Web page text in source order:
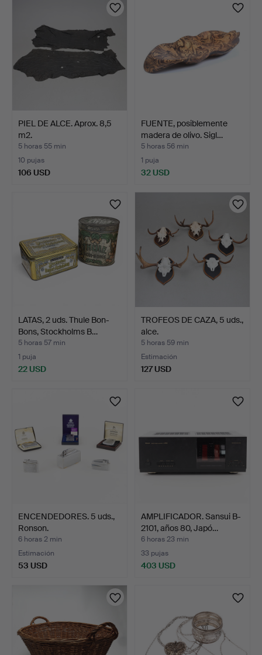
PIEL DE ALCE. Aprox. 8,5
m2.
5 horas 55 min
10 pujas
106 USD
FUENTE, posiblemente
madera de olivo. Sigl…
5 horas 56 min
1 puja
32 USD
LATAS, 2 uds. Thule Bon-
Bons, Stockholms B…
5 horas 57 min
1 puja
22 USD
TROFEOS DE CAZA, 5 uds.,
alce.
5 horas 59 min
Estimación
127 USD
ENCENDEDORES. 5 uds.,
Ronson.
6 horas 2 min
Estimación
53 USD
AMPLIFICADOR. Sansui B-
2101, años 80, Japó…
6 horas 23 min
33 pujas
403 USD